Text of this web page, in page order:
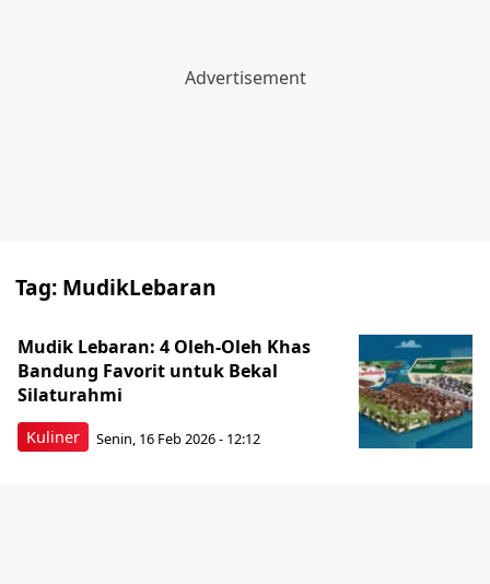
Tag: MudikLebaran
Kuliner
Mudik Lebaran: 4 Oleh-Oleh Khas
Bandung Favorit untuk Bekal
Silaturahmi
Senin, 16 Feb 2026 - 12:12